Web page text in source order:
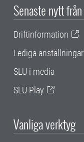
Senaste nytt från
Driftinformation
Lediga anställningar
SLU i media
SLU Play
Vanliga verktyg